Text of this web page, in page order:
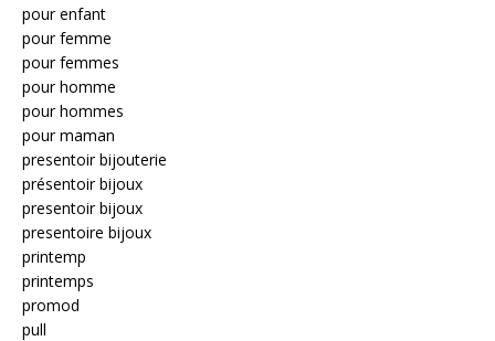
pour enfant
pour femme
pour femmes
pour homme
pour hommes
pour maman
presentoir bijouterie
présentoir bijoux
presentoir bijoux
presentoire bijoux
printemp
printemps
promod
pull